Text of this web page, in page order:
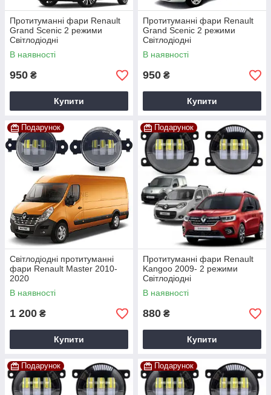
Протитуманні фари Renault
Grand Scenic 2 режими
Світлодіодні
В наявності
950 ₴
Купити
Протитуманні фари Renault
Grand Scenic 2 режими
Світлодіодні
В наявності
950 ₴
Купити
Подарунок
Світлодіодні протитуманні
фари Renault Master 2010-
2020
В наявності
1 200 ₴
Купити
Подарунок
Протитуманні фари Renault
Kangoo 2009- 2 режими
Світлодіодні
В наявності
880 ₴
Купити
Подарунок Подарунок